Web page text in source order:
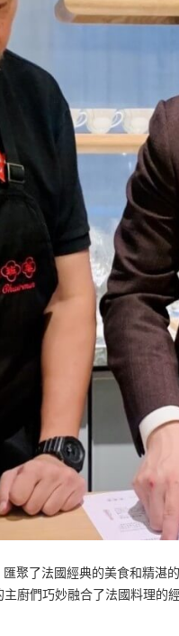
聚了法國經典的美食和精湛
廚們巧妙融合了法國料理的